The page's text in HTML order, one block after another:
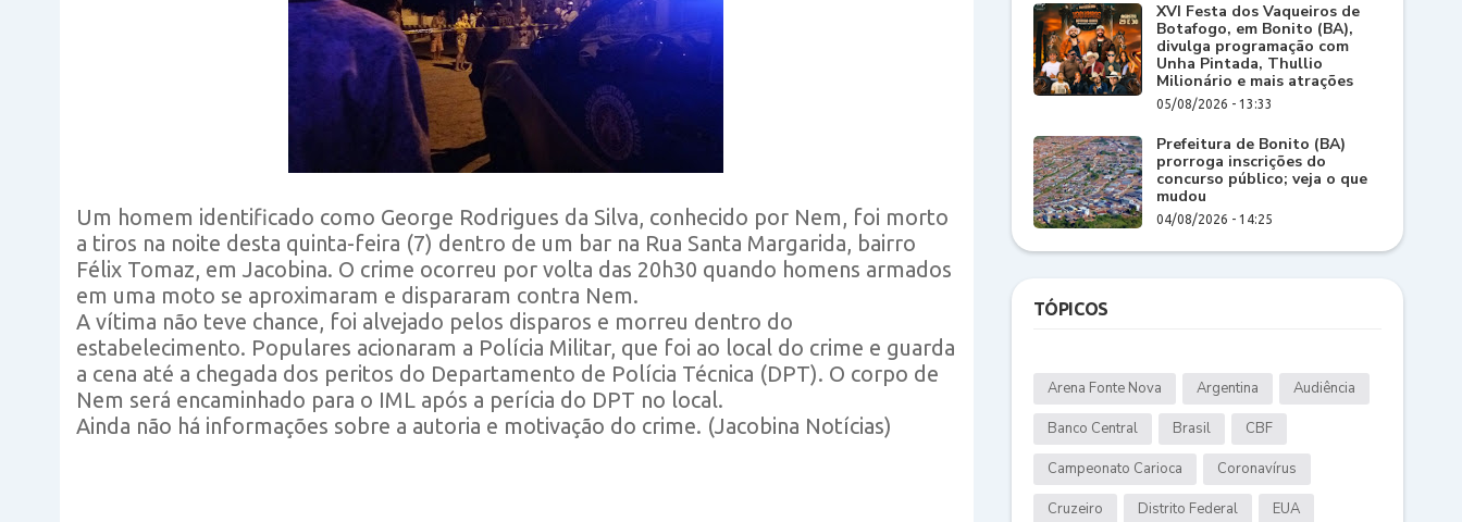
Um homem identificado como George Rodrigues da Silva, conhecido por Nem, foi morto
a tiros na noite desta quinta-feira (7) dentro de um bar na Rua Santa Margarida, bairro
Félix Tomaz, em Jacobina. O crime ocorreu por volta das 20h30 quando homens armados
em uma moto se aproximaram e dispararam contra Nem.
A vítima não teve chance, foi alvejado pelos disparos e morreu dentro do
estabelecimento. Populares acionaram a Polícia Militar, que foi ao local do crime e guarda
a cena até a chegada dos peritos do Departamento de Polícia Técnica (DPT). O corpo de
Nem será encaminhado para o IML após a perícia do DPT no local.
Ainda não há informações sobre a autoria e motivação do crime. (Jacobina Notícias)
XVI Festa dos Vaqueiros de
Botafogo, em Bonito (BA),
divulga programação com
Unha Pintada, Thullio
Milionário e mais atrações
05/08/2026 - 13:33
Prefeitura de Bonito (BA)
prorroga inscrições do
concurso público; veja o que
mudou
04/08/2026 - 14:25
TÓPICOS
Arena Fonte Nova Argentina Audiência
Banco Central Brasil CBF
Campeonato Carioca Coronavírus
Cruzeiro Distrito Federal EUA